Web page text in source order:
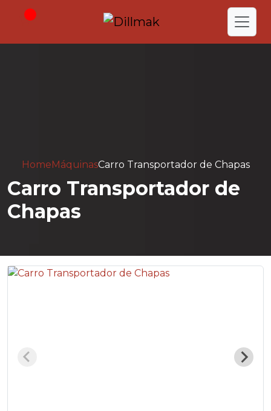
HomeMáquinasCarro Transportador de Chapas
Carro Transportador de
Chapas